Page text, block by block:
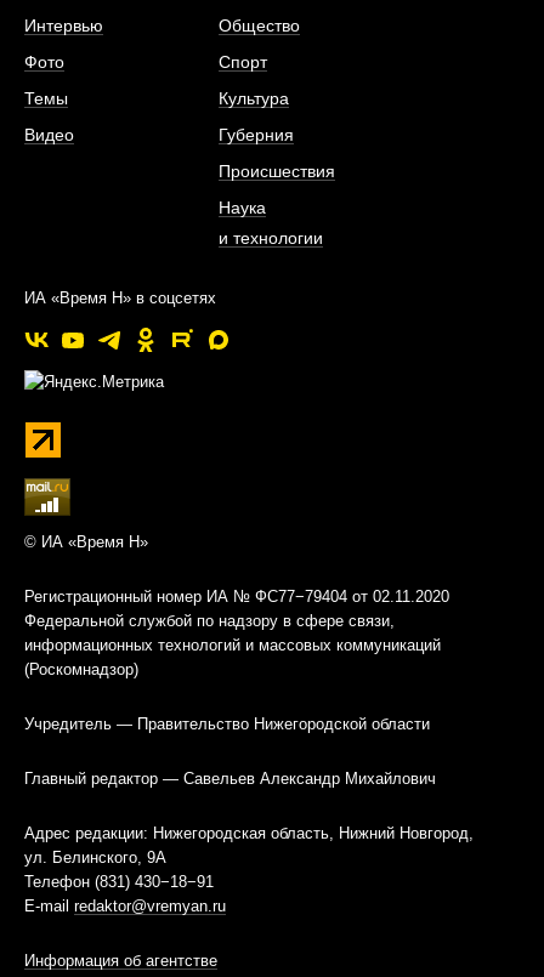
Интервью
Фото
Темы
Видео
Общество
Спорт
Культура
Губерния
Происшествия
Наука
и технологии
ИА «Время Н» в соцсетях
© ИА «Время Н»
Регистрационный номер ИА № ФС77−79404 от 02.11.2020
Федеральной службой по надзору в сфере связи,
информационных технологий и массовых коммуникаций
(Роскомнадзор)
Учредитель — Правительство Нижегородской области
Главный редактор — Савельев Александр Михайлович
Адрес редакции: Нижегородская область, Нижний Новгород,
ул. Белинского, 9А
Телефон (831) 430−18−91
E-mail redaktor@vremyan.ru
Информация об агентстве